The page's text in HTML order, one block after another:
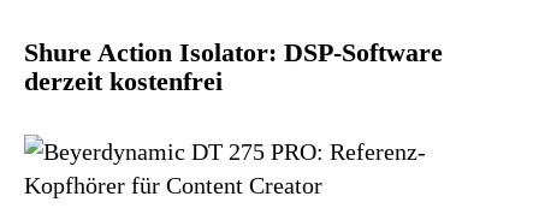
Shure Action Isolator: DSP-Software
derzeit kostenfrei